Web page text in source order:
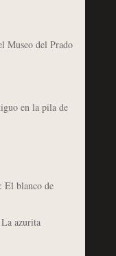
Museo del Prado
en la pila de
El blanco de
azurita